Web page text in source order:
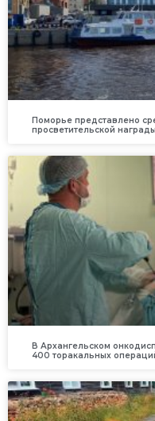
Поморье представлено
просветительской
В Архангельском
400 торакальных